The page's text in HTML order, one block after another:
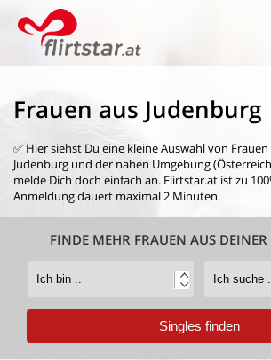
Frauen aus Judenburg
✅ Hier siehst Du eine kleine Auswahl von
Judenburg und der nahen Umgebung
melde Dich doch einfach an. Flirtstar.at ist zu
Anmeldung dauert maximal 2 Minuten.
FINDE MEHR FRAUEN AUS